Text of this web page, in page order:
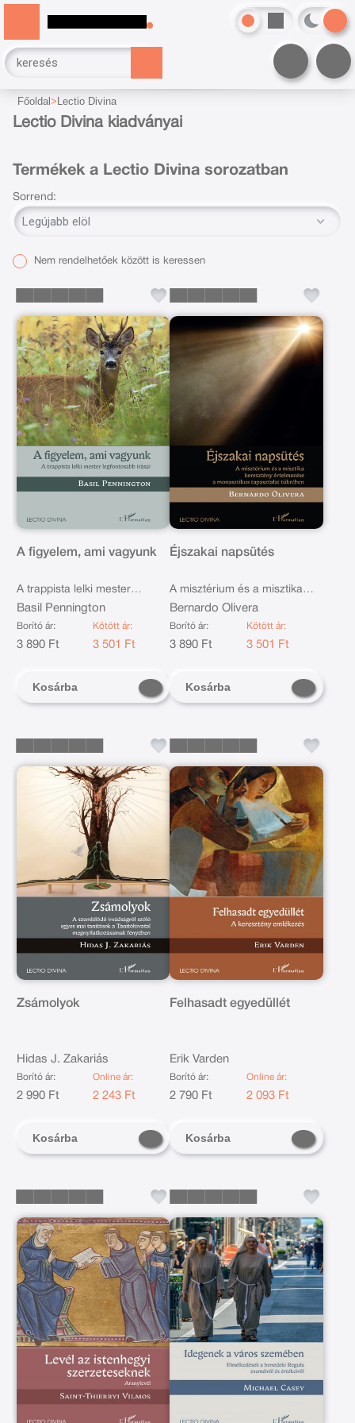
Főoldal Lectio Divina
Lectio Divina kiadványai
Termékek a Lectio Divina sorozatban
Sorrend:
Nem rendelhetőek között is keressen
A figyelem, ami vagyunk
A trappista lelki mester
legfontosabb írásai
Basil Pennington
Borító ár:
3 890 Ft
Kötött ár:
3 501 Ft
Kosárba
Éjszakai napsütés
A misztérium és a misztika
keresztény értelmezése a
monasztikus tapasztalat
tükrében
Bernardo Olivera
Borító ár:
3 890 Ft
Kötött ár:
3 501 Ft
Kosárba
Zsámolyok
Hidas J. Zakariás
Borító ár:
2 990 Ft
Online ár:
2 243 Ft
Kosárba
Felhasadt egyedüllét
Erik Varden
Borító ár:
2 790 Ft
Online ár:
2 093 Ft
Kosárba